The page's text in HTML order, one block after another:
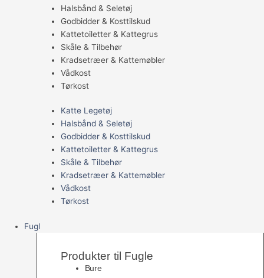
Halsbånd & Seletøj
Godbidder & Kosttilskud
Kattetoiletter & Kattegrus
Skåle & Tilbehør
Kradsetræer & Kattemøbler
Vådkost
Tørkost
Katte Legetøj
Halsbånd & Seletøj
Godbidder & Kosttilskud
Kattetoiletter & Kattegrus
Skåle & Tilbehør
Kradsetræer & Kattemøbler
Vådkost
Tørkost
Fugl
Produkter til Fugle
Bure